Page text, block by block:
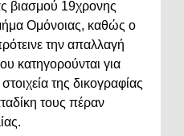
βιασμού 19χρονης
Ομόνοιας, καθώς ο
την απαλλαγή
κατηγορούνται για
της δικογραφίας
τους πέραν